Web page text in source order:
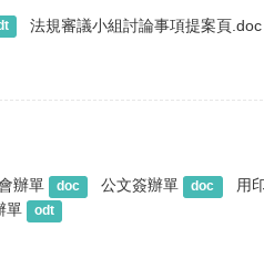
法規審議小組討論事項提案頁.doc
辦單 doc 公文簽辦單 doc 用
單 odt